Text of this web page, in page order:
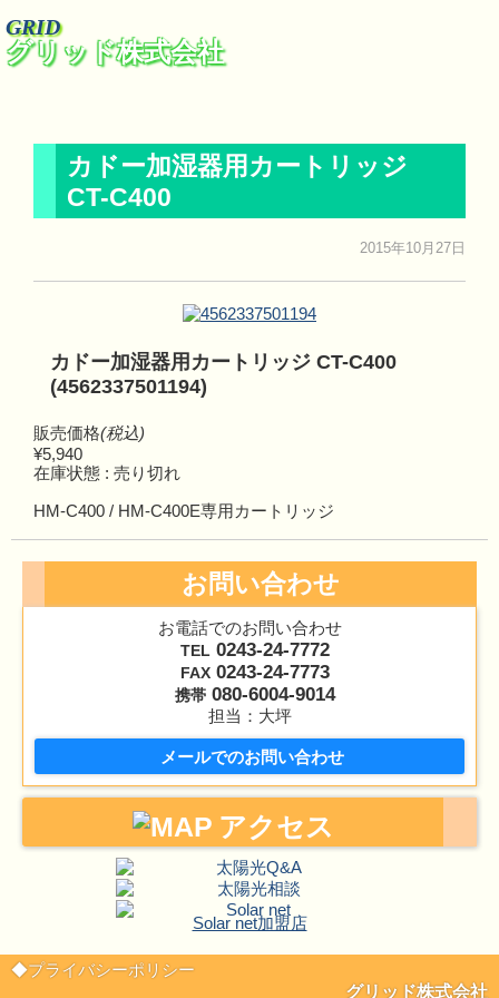
GRID
グリッド株式会社
カドー加湿器用カートリッジ
CT-C400
2015年10月27日
カドー加湿器用カートリッジ CT-C400
(4562337501194)
販売価格(税込)
¥5,940
在庫状態 : 売り切れ
HM-C400 / HM-C400E専用カートリッジ
お問い合わせ
お電話でのお問い合わせ
TEL 0243-24-7772
FAX 0243-24-7773
携帯 080-6004-9014
担当：大坪
メールでのお問い合わせ
アクセス
Solar net加盟店
◆プライバシーポリシー
グリッド株式会社